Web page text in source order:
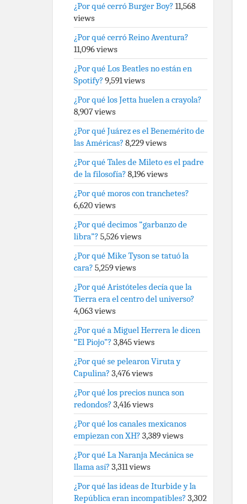
¿Por qué cerró Burger Boy? 11,568
views
¿Por qué cerró Reino Aventura?
11,096 views
¿Por qué Los Beatles no están en
Spotify? 9,591 views
¿Por qué los Jetta huelen a crayola?
8,907 views
¿Por qué Juárez es el Benemérito de
las Américas? 8,229 views
¿Por qué Tales de Mileto es el padre
de la filosofía? 8,196 views
¿Por qué moros con tranchetes?
6,620 views
¿Por qué decimos “garbanzo de
libra”? 5,526 views
¿Por qué Mike Tyson se tatuó la
cara? 5,259 views
¿Por qué Aristóteles decía que la
Tierra era el centro del universo?
4,063 views
¿Por qué a Miguel Herrera le dicen
“El Piojo”? 3,845 views
¿Por qué se pelearon Viruta y
Capulina? 3,476 views
¿Por qué los precios nunca son
redondos? 3,416 views
¿Por qué los canales mexicanos
empiezan con XH? 3,389 views
¿Por qué La Naranja Mecánica se
llama así? 3,311 views
¿Por qué las ideas de Iturbide y la
República eran incompatibles? 3,302